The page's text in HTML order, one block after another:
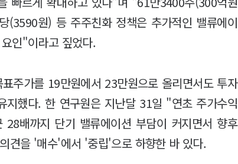
(3590원) 등 주주친화 정책은 추가적인 밸류에이
인"이라고 짚었다.
주가를 19만원에서 23만원으로 올리면서도 투자
했다. 한 연구원은 지난달 31일 "연초 주가수익
배까지 단기 밸류에이션 부담이 커지면서 향후
견을 '매수'에서 '중립'으로 하향한 바 있다.